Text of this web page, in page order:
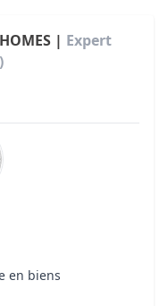
| Expert
en biens